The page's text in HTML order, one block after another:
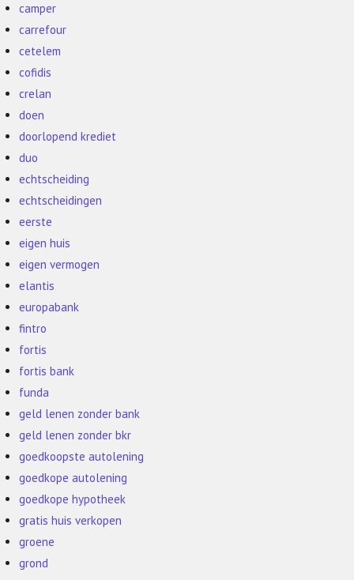
camper
carrefour
cetelem
cofidis
crelan
doen
doorlopend krediet
duo
echtscheiding
echtscheidingen
eerste
eigen huis
eigen vermogen
elantis
europabank
fintro
fortis
fortis bank
funda
geld lenen zonder bank
geld lenen zonder bkr
goedkoopste autolening
goedkope autolening
goedkope hypotheek
gratis huis verkopen
groene
grond